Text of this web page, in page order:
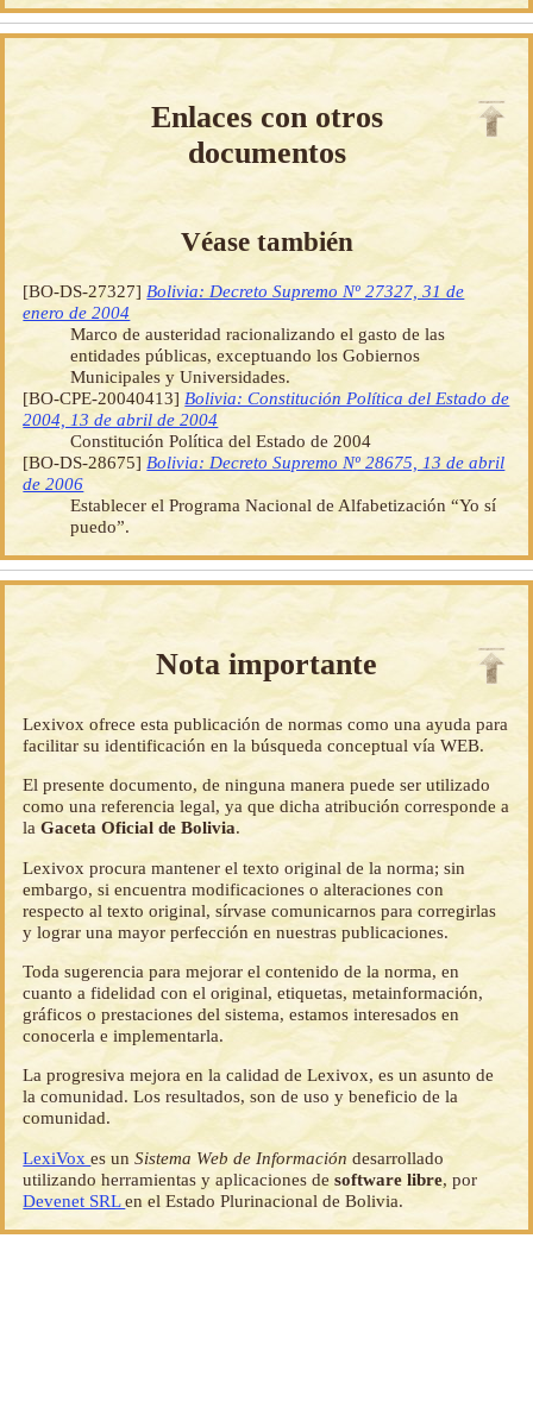
Enlaces con otros
documentos
Véase también
[BO-DS-27327] Bolivia: Decreto Supremo Nº 27327, 31 de
enero de 2004
Marco de austeridad racionalizando el gasto de las
entidades públicas, exceptuando los Gobiernos
Municipales y Universidades.
[BO-CPE-20040413] Bolivia: Constitución Política del Estado de
2004, 13 de abril de 2004
Constitución Política del Estado de 2004
[BO-DS-28675] Bolivia: Decreto Supremo Nº 28675, 13 de abril
de 2006
Establecer el Programa Nacional de Alfabetización “Yo sí
puedo”.
Nota importante
Lexivox ofrece esta publicación de normas como una ayuda para
facilitar su identificación en la búsqueda conceptual vía WEB.
El presente documento, de ninguna manera puede ser utilizado
como una referencia legal, ya que dicha atribución corresponde a
laGaceta Oficial de Bolivia.
Lexivox procura mantener el texto original de la norma; sin
embargo, si encuentra modificaciones o alteraciones con
respecto al texto original, sírvase comunicarnos para corregirlas
y lograr una mayor perfección en nuestras publicaciones.
Toda sugerencia para mejorar el contenido de la norma, en
cuanto a fidelidad con el original, etiquetas, metainformación,
gráficos o prestaciones del sistema, estamos interesados en
conocerla e implementarla.
La progresiva mejora en la calidad de Lexivox, es un asunto de
la comunidad. Los resultados, son de uso y beneficio de la
comunidad.
LexiVoxes unSistema Web de Información desarrollado
utilizando herramientas y aplicaciones desoftware libre, por
Devenet SRLen el Estado Plurinacional de Bolivia.